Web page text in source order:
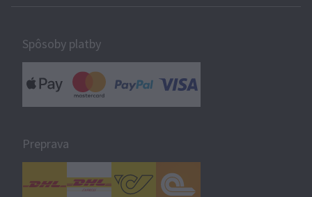
Spôsoby platby
Preprava